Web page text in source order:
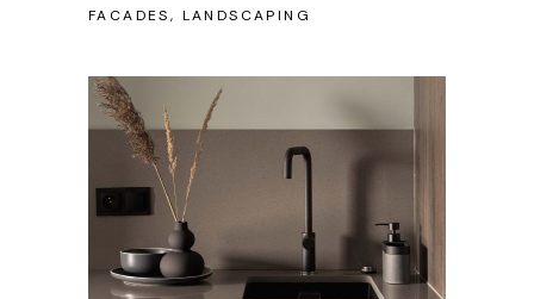
FACADES, LANDSCAPING